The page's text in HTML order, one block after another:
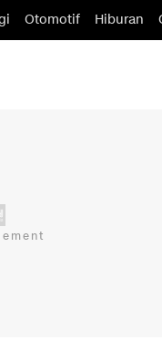
Otomotif Hiburan